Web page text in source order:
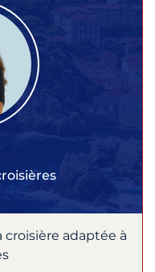
croisière adaptée à